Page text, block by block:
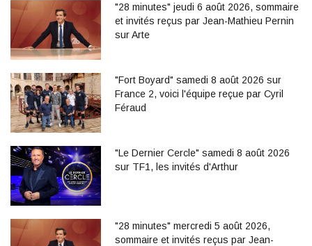
"28 minutes" jeudi 6 août 2026, sommaire
et invités reçus par Jean-Mathieu Pernin
sur Arte
"Fort Boyard" samedi 8 août 2026 sur
France 2, voici l'équipe reçue par Cyril
Féraud
"Le Dernier Cercle" samedi 8 août 2026
sur TF1, les invités d'Arthur
"28 minutes" mercredi 5 août 2026,
sommaire et invités reçus par Jean-